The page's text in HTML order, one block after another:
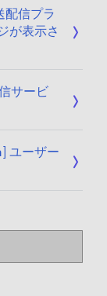
配信プラ
が表示さ
サービ
ユーザー